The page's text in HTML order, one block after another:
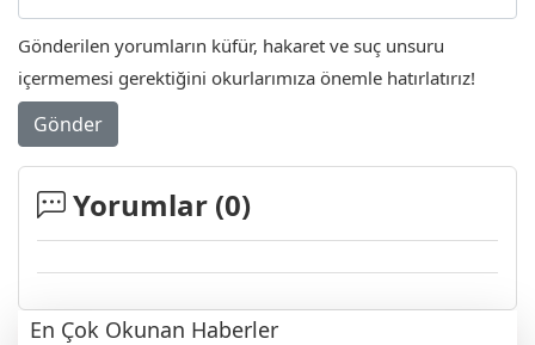
Gönderilen yorumların küfür, hakaret ve suç unsuru
içermemesi gerektiğini okurlarımıza önemle hatırlatırız!
Gönder
Yorumlar (0)
En Çok Okunan Haberler